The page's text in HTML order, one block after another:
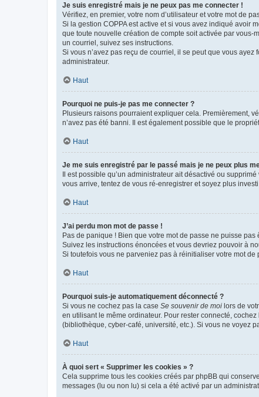
Je suis enregistré mais je ne peux pas me connecter !
Vérifiez, en premier, votre nom d’utilisateur et votre mot de
Si la gestion COPPA est active et si vous avez indiqué avoir
que toute nouvelle création de compte soit activée par vous-
un courriel, suivez ses instructions.
Si vous n’avez pas reçu de courriel, il se peut que vous
administrateur.
Haut
Pourquoi ne puis-je pas me connecter ?
Plusieurs raisons pourraient expliquer cela. Premièrement,
n’avez pas été banni. Il est également possible que le
Haut
Je me suis enregistré par le passé mais je ne peux plus
Il est possible qu’un administrateur ait désactivé ou
vous arrive, tentez de vous ré-enregistrer et soyez plus investi
Haut
J’ai perdu mon mot de passe !
Pas de panique ! Bien que votre mot de passe ne puisse
Suivez les instructions énoncées et vous devriez pouvoir à
Si toutefois vous ne parveniez pas à réinitialiser votre mot de
Haut
Pourquoi suis-je automatiquement déconnecté ?
Si vous ne cochez pas la case Se souvenir de moi lors de
en utilisant le même ordinateur. Pour rester connecté, cochez
(bibliothèque, cyber-café, université, etc.). Si vous ne voyez
Haut
À quoi sert « Supprimer les cookies » ?
Cela supprime tous les cookies créés par phpBB qui
messages (lu ou non lu) si cela a été activé par un